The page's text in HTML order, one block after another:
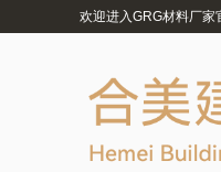
欢迎进入GRG材料厂家